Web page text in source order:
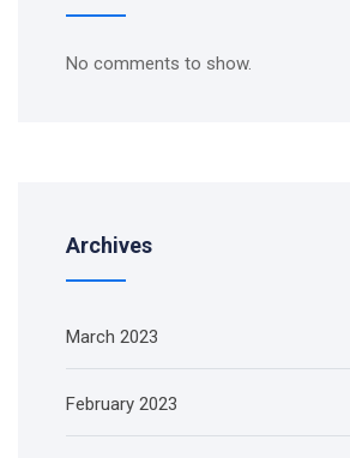
No comments to show.
Archives
March 2023
February 2023